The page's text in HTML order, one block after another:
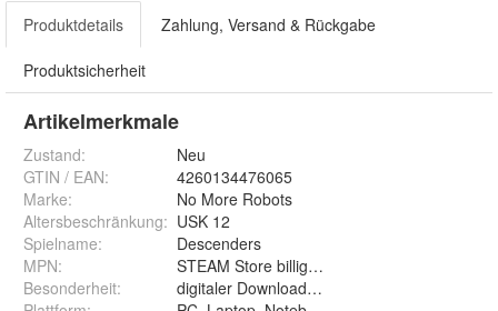
Produktdetails Zahlung, Versand & Rückgabe
Produktsicherheit
Artikelmerkmale
Zustand:
Neu
GTIN / EAN:
4260134476065
Marke:
No More Robots
Altersbeschränkung: USK 12
Spielname:
Descenders
MPN:
STEAM Store billig günstig preiswert
Besonderheit:
digitaler Downloadcode für Steam